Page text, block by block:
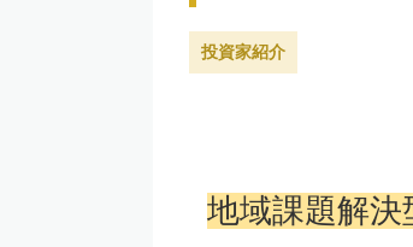
投資家紹介
地域課題解